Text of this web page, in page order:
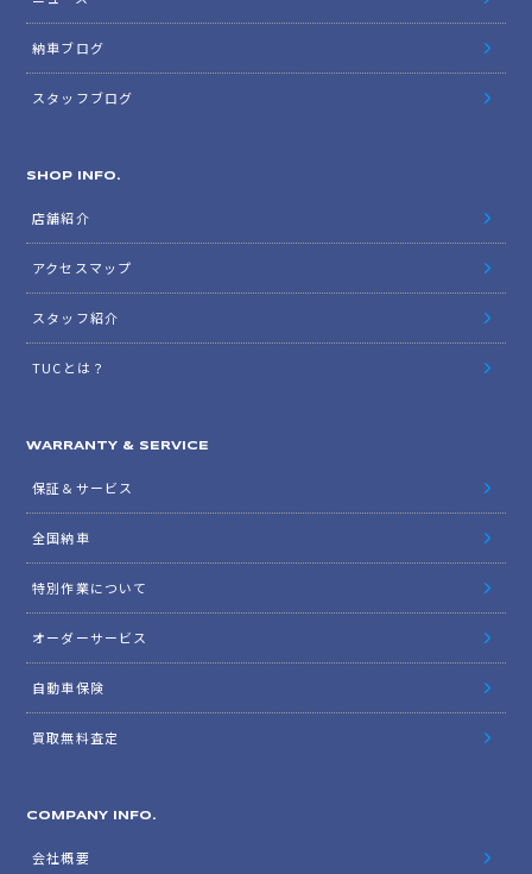
納車ブログ
スタッフブログ
SHOP INFO.
店舗紹介
アクセスマップ
スタッフ紹介
TUCとは？
WARRANTY & SERVICE
保証＆サービス
全国納車
特別作業について
オーダーサービス
自動車保険
買取無料査定
COMPANY INFO.
会社概要